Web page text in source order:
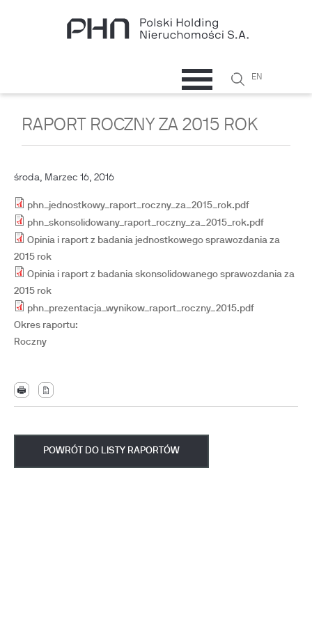
Formularz
SzukajEN
RAPORT ROCZNY ZA 2015 ROK
środa, Marzec 16, 2016
phn_jednostkowy_raport_roczny_za_2015_rok.pdf
phn_skonsolidowany_raport_roczny_za_2015_rok.pdf
Opinia i raport z badania jednostkowego sprawozdania za
2015 rok
Opinia i raport z badania skonsolidowanego sprawozdania za
2015 rok
phn_prezentacja_wynikow_raport_roczny_2015.pdf
Okres raportu:
Roczny
POWRÓT DO LISTY RAPORTÓW